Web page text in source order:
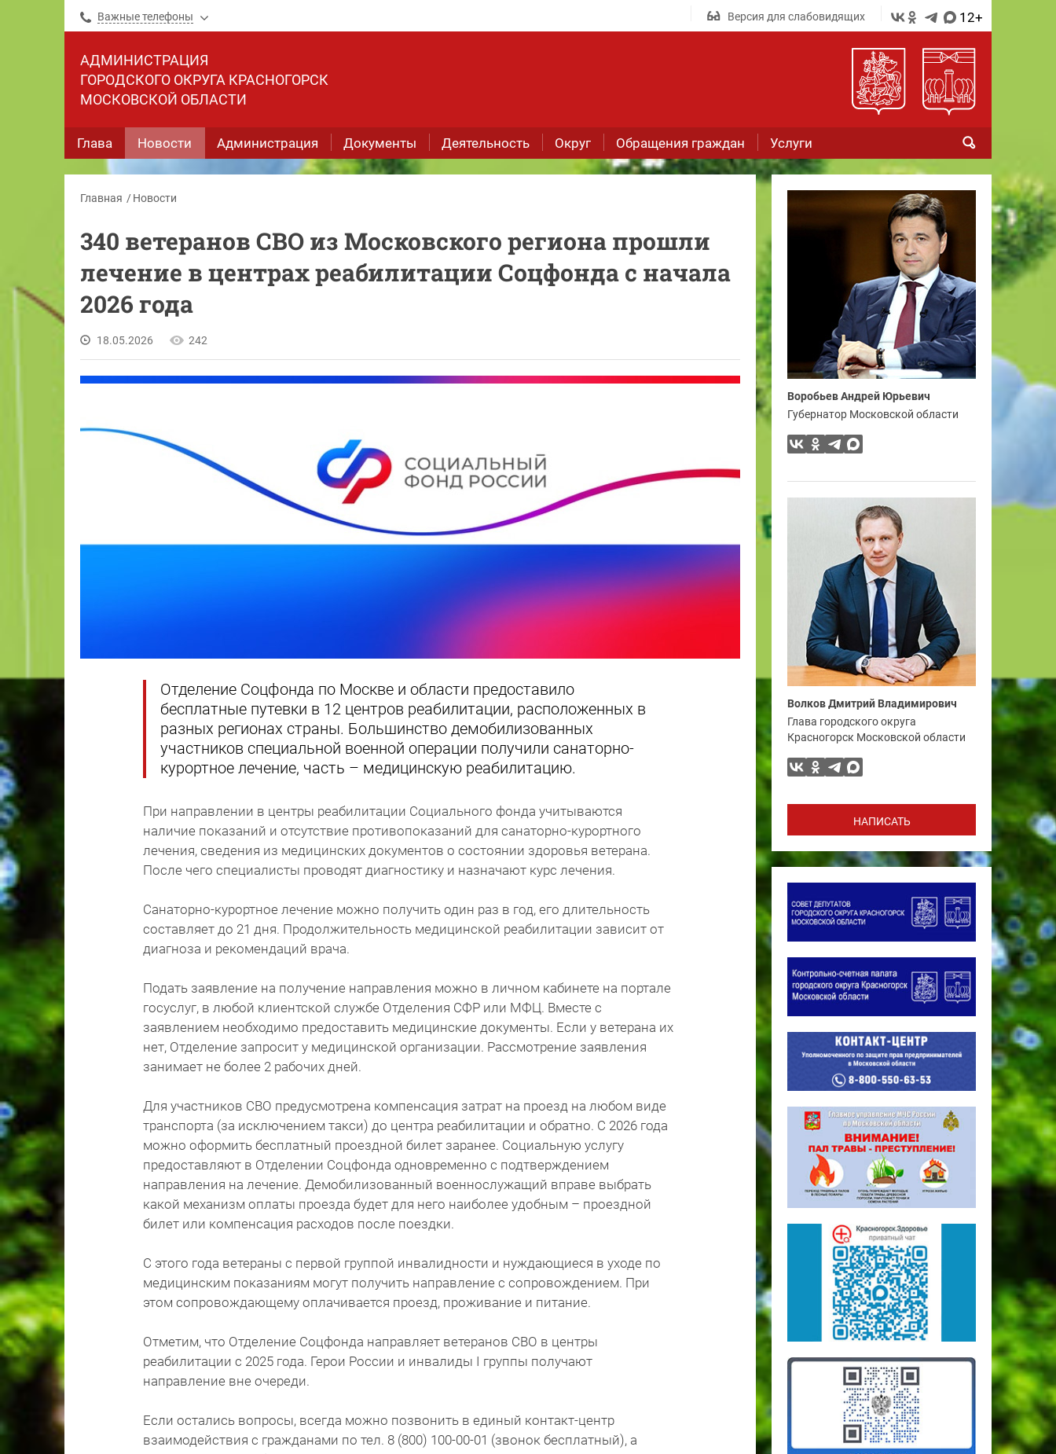
Важные телефоны Версия для слабовидящих 12+
АДМИНИСТРАЦИЯ
ГОРОДСКОГО ОКРУГА КРАСНОГОРСК
МОСКОВСКОЙ ОБЛАСТИ
Глава Новости Администрация Документы Деятельность Округ Обращения граждан Услуги
Главная Новости
340 ветеранов СВО из Московского региона прошли
лечение в центрах реабилитации Соцфонда с начала
2026 года
18.05.2026 242
Отделение Соцфонда по Москве и области предоставило
бесплатные путевки в 12 центров реабилитации, расположенных в
разных регионах страны. Большинство демобилизованных
участников специальной военной операции получили санаторно-
курортное лечение, часть – медицинскую реабилитацию.
При направлении в центры реабилитации Социального фонда учитываются
наличие показаний и отсутствие противопоказаний для санаторно-курортного
лечения, сведения из медицинских документов о состоянии здоровья ветерана.
После чего специалисты проводят диагностику и назначают курс лечения.
Санаторно-курортное лечение можно получить один раз в год, его длительность
составляет до 21 дня. Продолжительность медицинской реабилитации зависит от
диагноза и рекомендаций врача.
Подать заявление на получение направления можно в личном кабинете на портале
госуслуг, в любой клиентской службе Отделения СФР или МФЦ. Вместе с
заявлением необходимо предоставить медицинские документы. Если у ветерана их
нет, Отделение запросит у медицинской организации. Рассмотрение заявления
занимает не более 2 рабочих дней.
Для участников СВО предусмотрена компенсация затрат на проезд на любом виде
транспорта (за исключением такси) до центра реабилитации и обратно. С 2026 года
можно оформить бесплатный проездной билет заранее. Социальную услугу
предоставляют в Отделении Соцфонда одновременно с подтверждением
направления на лечение. Демобилизованный военнослужащий вправе выбрать
какой механизм оплаты проезда будет для него наиболее удобным – проездной
билет или компенсация расходов после поездки.
С этого года ветераны с первой группой инвалидности и нуждающиеся в уходе по
медицинским показаниям могут получить направление с сопровождением. При
этом сопровождающему оплачивается проезд, проживание и питание.
Отметим, что Отделение Соцфонда направляет ветеранов СВО в центры
реабилитации с 2025 года. Герои России и инвалиды I группы получают
направление вне очереди.
Если остались вопросы, всегда можно позвонить в единый контакт-центр
взаимодействия с гражданами по тел. 8 (800) 100-00-01 (звонок бесплатный), а
Воробьев Андрей Юрьевич
Губернатор Московской области
Волков Дмитрий Владимирович
Глава городского округа
Красногорск Московской области
НАПИСАТЬ